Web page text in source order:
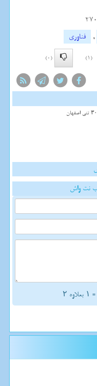
,
فناوری
(1)
(0)
نت واش
= ۱ بعلاوه ۲